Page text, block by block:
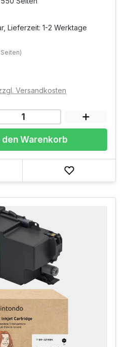
Lieferzeit: 1-2 Werktage
Seiten)
Versandkosten
den Warenkorb